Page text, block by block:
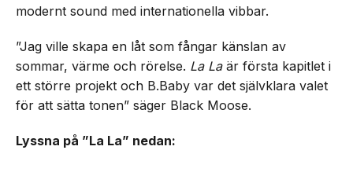
modernt sound med internationella vibbar.
”Jag ville skapa en låt som fångar känslan av
sommar, värme och rörelse. La Laär första kapitlet i
ett större projekt och B.Baby var det självklara valet
för att sätta tonen” säger Black Moose.
Lyssna på ”La La” nedan: